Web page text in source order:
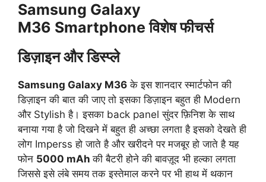
Samsung Galaxy
M36 Smartphone विशेष फीचर्स
डिज़ाइन और डिस्प्ले
Samsung Galaxy M36 के इस शानदार स्मार्टफोन की
डिज़ाइन की बात की जाए तो इसका डिज़ाइन बहुत ही Modern
और Stylish है। इसका back panel सुंदर फ़िनिश के साथ
बनाया गया है जो दिखने में बहुत ही अच्छा लगता है इसको देखते ही
लोग Imperss हो जाते है और खरीदने पर मजबूर हो जाते है यह
फोन 5000 mAhकी बैटरी होने की बावज़ूद भी हल्का लगता
जिससे इसे लंबे समय तक इस्तेमाल करने पर भी हाथ में थकान